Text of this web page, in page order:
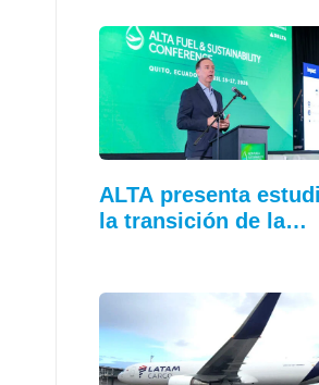
ALTA presenta
la transición de la…